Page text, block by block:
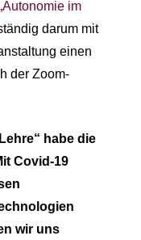
im
darum mit
einen
der Zoom-
habe die
Covid-19
wir uns